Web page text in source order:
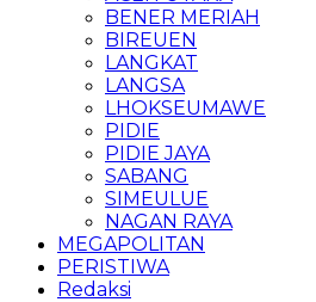
BENER MERIAH
BIREUEN
LANGKAT
LANGSA
LHOKSEUMAWE
PIDIE
PIDIE JAYA
SABANG
SIMEULUE
NAGAN RAYA
MEGAPOLITAN
PERISTIWA
Redaksi